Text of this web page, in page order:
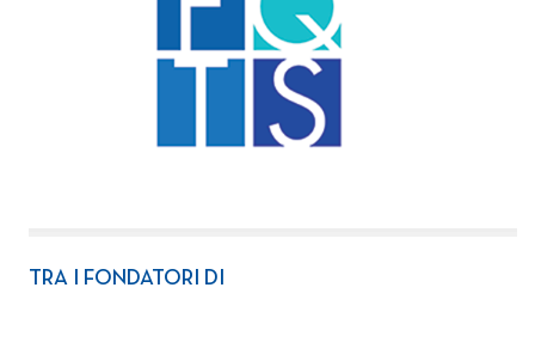
TRA I FONDATORI DI